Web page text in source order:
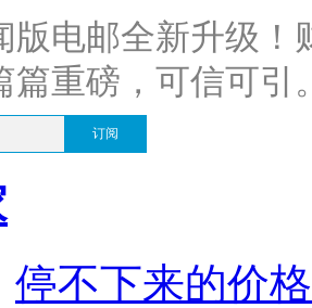
版电邮全新升级
篇重磅，可信可引
订阅
停不下来的价